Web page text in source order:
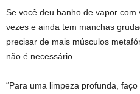
Se você deu banho de vapor
vezes e ainda tem manchas
precisar de mais músculos
não é necessário.
“Para uma limpeza profunda,